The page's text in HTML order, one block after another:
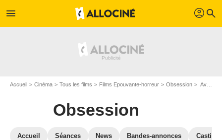
menu profil search
Accueil Cinéma Tous les films Films Epouvante-horreur Obsession Avis sur Obsession
Obsession
Accueil Séances News Bandes-annonces Casting